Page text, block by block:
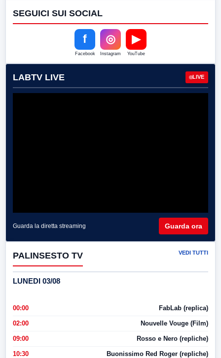
SEGUICI SUI SOCIAL
f
Facebook
◎
Instagram
▶
YouTube
LABTV LIVE LIVE
Guarda la diretta streaming Guarda ora
PALINSESTO TV VEDI TUTTI
LUNEDI 03/08
00:00 FabLab (replica)
02:00 Nouvelle Vouge (Film)
09:00 Rosso e Nero (repliche)
10:30 Buonissimo Red Roger (repliche)